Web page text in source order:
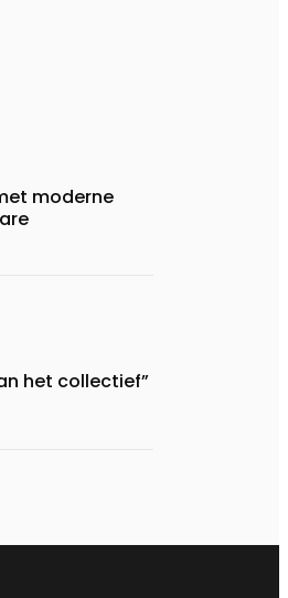
moderne
het collectief”